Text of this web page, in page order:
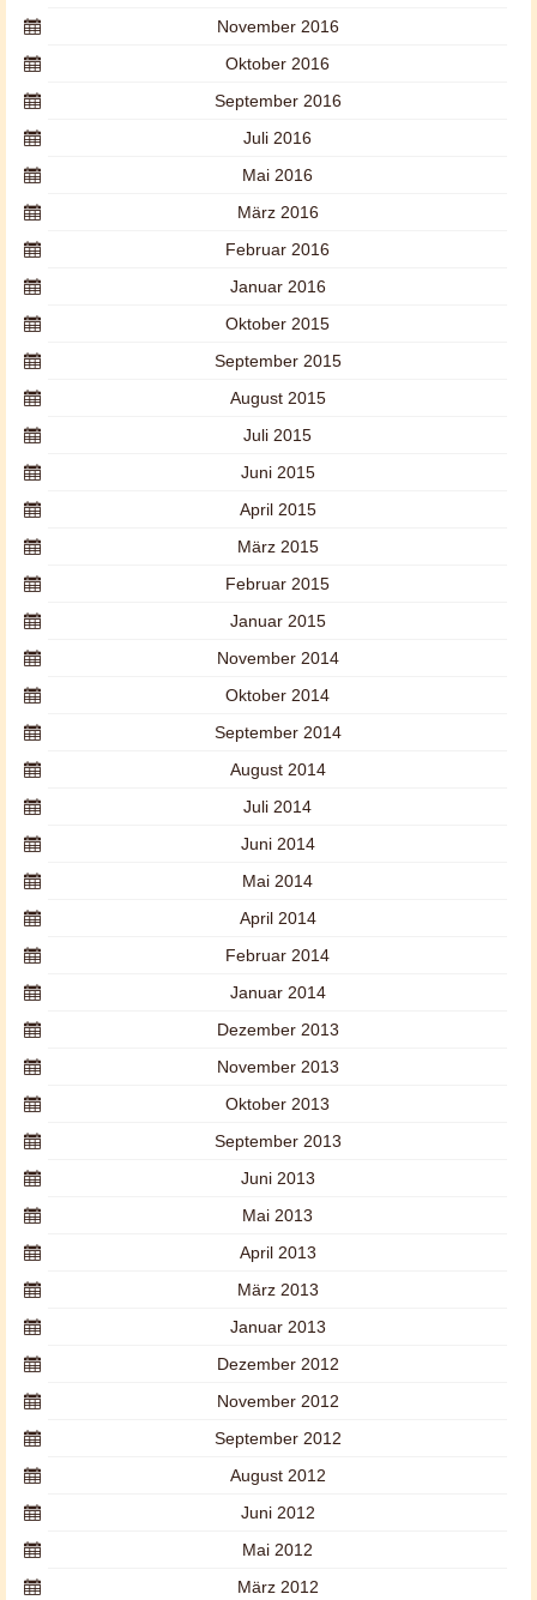
November 2016
Oktober 2016
September 2016
Juli 2016
Mai 2016
März 2016
Februar 2016
Januar 2016
Oktober 2015
September 2015
August 2015
Juli 2015
Juni 2015
April 2015
März 2015
Februar 2015
Januar 2015
November 2014
Oktober 2014
September 2014
August 2014
Juli 2014
Juni 2014
Mai 2014
April 2014
Februar 2014
Januar 2014
Dezember 2013
November 2013
Oktober 2013
September 2013
Juni 2013
Mai 2013
April 2013
März 2013
Januar 2013
Dezember 2012
November 2012
September 2012
August 2012
Juni 2012
Mai 2012
März 2012